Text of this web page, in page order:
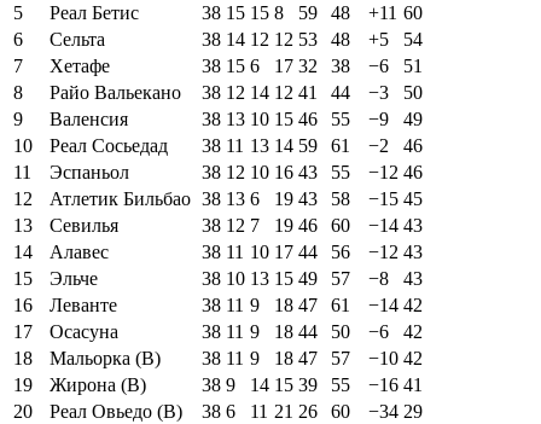
5
Реал Бетис 38 15 15 8 59 48 +11 60
6
Сельта 38 14 12 12 53 48 +5
54
7
Хетафе 38 15 6 17 32 38 −6
51
8
Райо Вальекано 38 12 14 12 41 44 −3
50
9
Валенсия 38 13 10 15 46 55 −9
49
10
Реал Сосьедад 38 11 13 14 59 61 −2
46
11
Эспаньол 38 12 10 16 43 55 −12 46
12
Атлетик Бильбао 38 13 6 19 43 58 −15 45
13
Севилья 38 12 7 19 46 60 −14 43
14
Алавес 38 11 10 17 44 56 −12 43
15
Эльче 38 10 13 15 49 57 −8
43
16
Леванте 38 11 9 18 47 61 −14 42
17
Осасуна 38 11 9 18 44 50 −6
42
18
Мальорка (В) 38 11 9 18 47 57 −10 42
19
Жирона (В) 38 9 14 15 39 55 −16 41
20
Реал Овьедо (В) 38 6 11 21 26 60 −34 29